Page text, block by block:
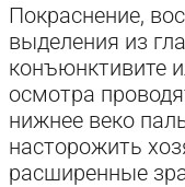
Покраснение,
выделения из
конъюнктивите
осмотра
нижнее веко
насторожить
расширенные